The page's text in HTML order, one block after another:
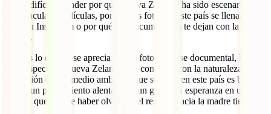
No es difícil entender por qué Nueva Zelanda ha sido escenario de
espectaculares películas, por qué las fotos de este país se llenan de
likes en Instagram o por qué sus documentales te dejan con la boca
abierta.
Pero es lo que no se aprecia en esa foto o en ese documental, lo que
hace especial a Nueva Zelanda. La conexión con la naturaleza y la
comunión con el medio ambiente que se tiene en este país es brutal y
eso es un pensamiento alentador y un grito a la esperanza en un
mundo que parece haber olvidado el respeto hacia la madre tierra.